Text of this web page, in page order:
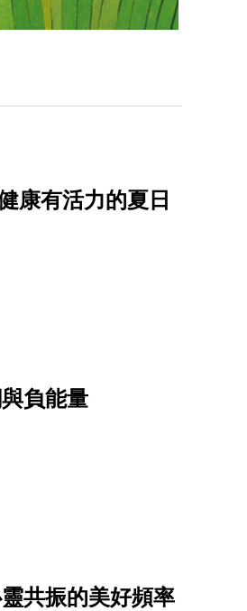
康有活力的夏日
負能量
共振的美好頻率